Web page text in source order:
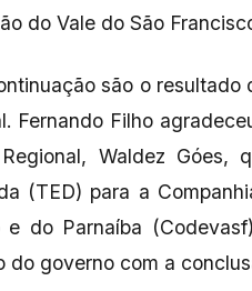
do Vale do São
são o
Fernando Filho
Waldez Góes,
(TED) para a
do Parnaíba
do governo com a